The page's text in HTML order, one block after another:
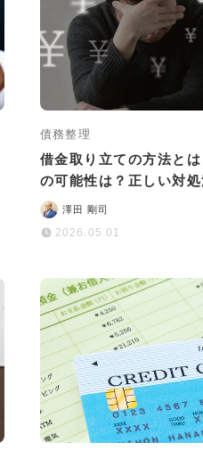
債務整理
借金取り立ての方法と
の可能性は？正しい対処
説
澤田 剛司
2026.05.01